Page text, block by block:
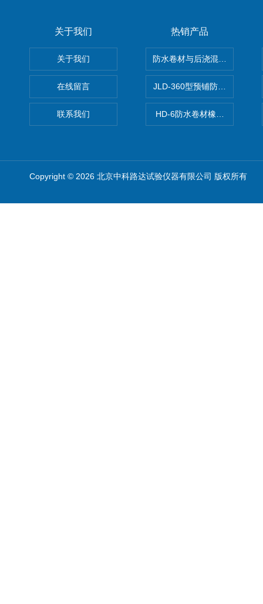
关于我们
关于我们
在线留言
联系我们
热销产品
防水卷材与后浇混凝土剥离强
JLD-360型预铺防水卷材抗冲
HD-6防水卷材橡胶测厚仪
Copyright © 2026 北京中科路达试验仪器有限公司 版权所有